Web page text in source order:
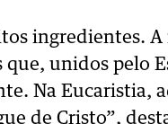
ingredientes. A
que, unidos pelo
Na Eucaristia,
de Cristo”,